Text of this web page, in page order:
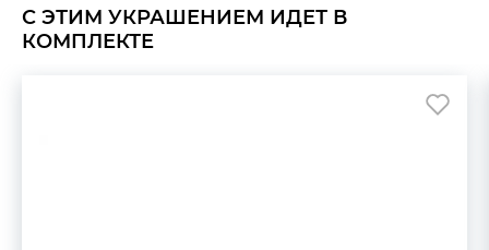
С ЭТИМ УКРАШЕНИЕМ ИДЕТ В
КОМПЛЕКТЕ